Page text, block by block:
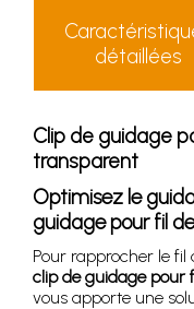
détaillées
Clip de guidage
transparent
Optimisez le
guidage pour fil
Pour rapprocher le
clip de guidage pour
vous apporte une